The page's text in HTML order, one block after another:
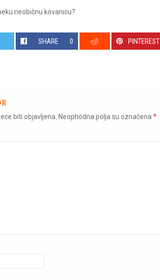
neobičnu kovanicu?
SHARE 0 PINTEREST
biti objavljena. Neophodna polja su označena *